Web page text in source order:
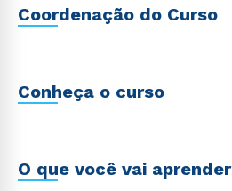
Coordenação do Curso
Conheça o curso
O que você vai aprender